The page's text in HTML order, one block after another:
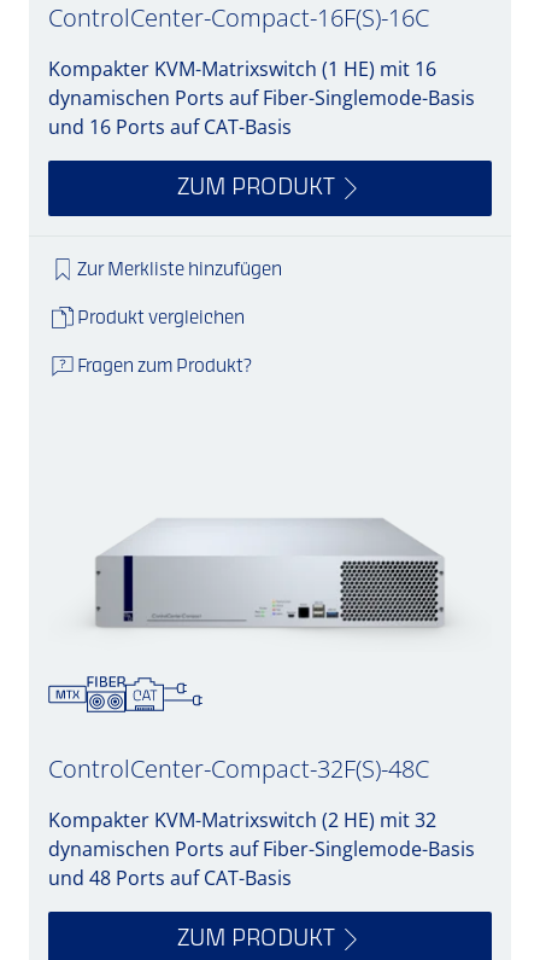
ControlCenter-Compact-16F(S)-16C
Kompakter KVM-Matrixswitch (1 HE) mit 16
dynamischen Ports auf Fiber-Singlemode-Basis
und 16 Ports auf CAT-Basis
ZUM PRODUKT
Zur Merkliste hinzufügen
Produkt vergleichen
Fragen zum Produkt?
ControlCenter-Compact-32F(S)-48C
Kompakter KVM-Matrixswitch (2 HE) mit 32
dynamischen Ports auf Fiber-Singlemode-Basis
und 48 Ports auf CAT-Basis
ZUM PRODUKT